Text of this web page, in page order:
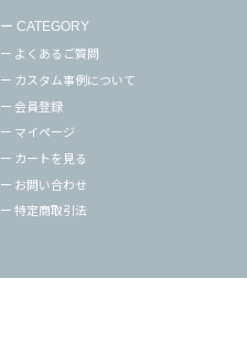
ー CATEGORY
ー よくあるご質問
ー カスタム事例について
ー 会員登録
ー マイページ
ー カートを見る
ー お問い合わせ
ー 特定商取引法